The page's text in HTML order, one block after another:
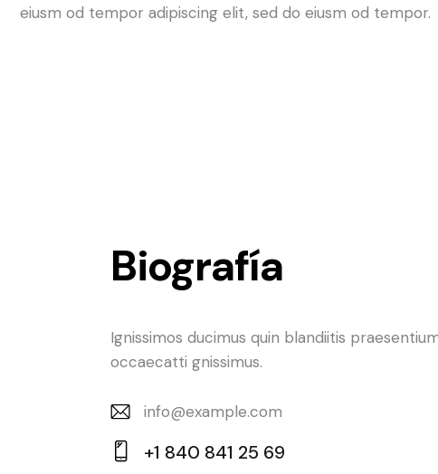
eiusm od tempor adipiscing elit, sed do eiusm od tempor.
Biografía
Ignissimos ducimus quin blandiitis
occaecatti gnissimus.
E-
m
info@example.com
+1 840 841 25 69